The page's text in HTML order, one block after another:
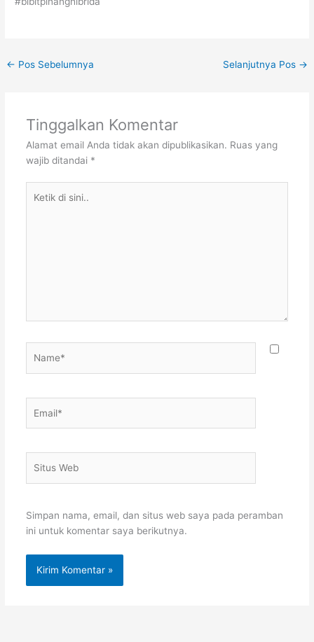
← Pos Sebelumnya Selanjutnya Pos →
Tinggalkan Komentar
Alamat email Anda tidak akan dipublikasikan. Ruas yang
wajib ditandai *
Web
Simpan nama, email, dan situs web saya pada peramban
ini untuk komentar saya berikutnya.